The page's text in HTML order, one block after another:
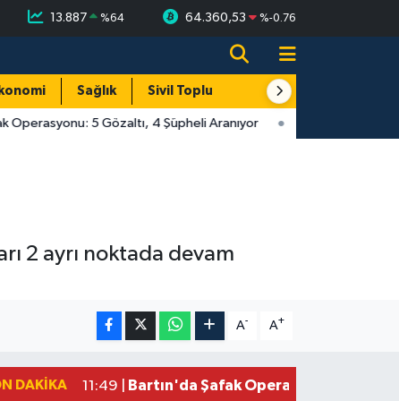
13.887 %64 64.360,53 %-0.76
Sağlık Sivil Toplum Turizm
Operasyonu: 5 Gözaltı, 4 Şüpheli Aranıyor
2 ayrı noktada devam
A- A+
DAKIKA 11:49 | Bartın'da Şafak Operasyonu: 5